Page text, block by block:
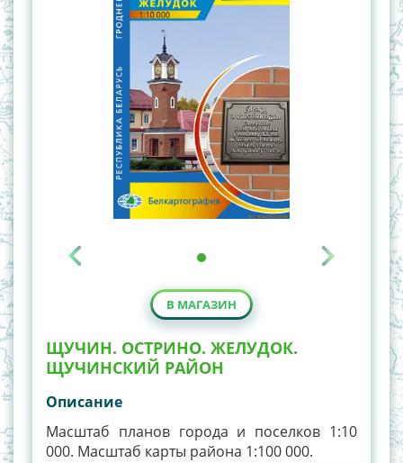
В МАГАЗИН
ЩУЧИН. ОСТРИНО. ЖЕЛУДОК.
ЩУЧИНСКИЙ РАЙОН
Описание
Масштаб планов города и поселков 1:10
000. Масштаб карты района 1:100 000.